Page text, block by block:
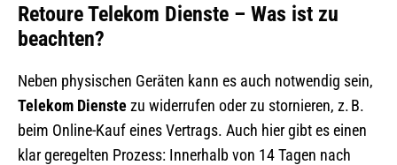
Retoure Telekom Dienste – Was ist zu
beachten?
Neben physischen Geräten kann es auch notwendig sein,
Telekom Dienstezu widerrufen oder zu stornieren, z. B.
beim Online-Kauf eines Vertrags. Auch hier gibt es einen
klar geregelten Prozess: Innerhalb von 14 Tagen nach